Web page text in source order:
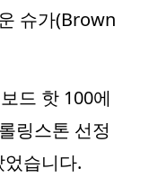
슈가(Brown
드 핫 100에
링스톤 선정
습니다.